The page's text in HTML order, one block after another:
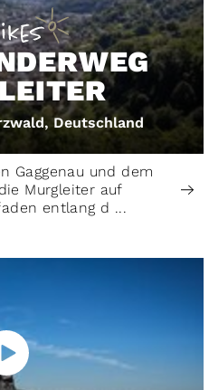
Deutschland
Gaggenau und dem
Murgleiter auf
entlang d ...